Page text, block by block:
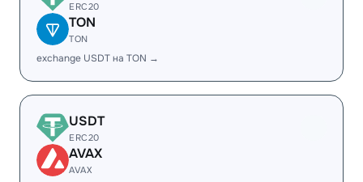
ERC20
TON
TON
exchange USDT на TON →
USDT
ERC20
AVAX
AVAX